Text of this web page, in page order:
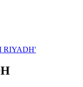
RIYADH'